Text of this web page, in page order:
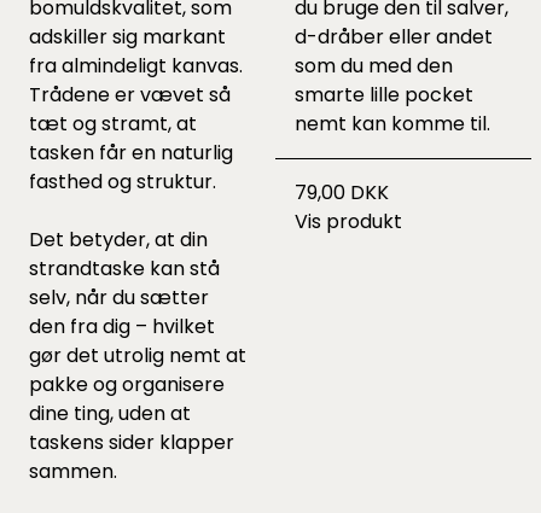
bomuldskvalitet, som
adskiller sig markant
fra almindeligt kanvas.
Trådene er vævet så
tæt og stramt, at
tasken får en naturlig
fasthed og struktur.
Det betyder, at din
strandtaske kan stå
selv, når du sætter
den fra dig – hvilket
gør det utrolig nemt at
pakke og organisere
dine ting, uden at
taskens sider klapper
sammen.
du bruge den til salver,
d-dråber eller andet
som du med den
smarte lille pocket
nemt kan komme til.
79,00 DKK
Vis produkt